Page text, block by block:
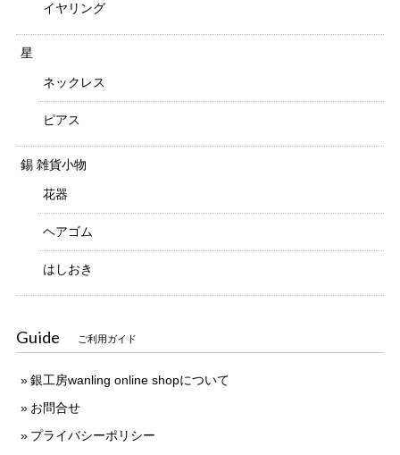
イヤリング
星
ネックレス
ピアス
錫 雑貨小物
花器
ヘアゴム
はしおき
Guide ご利用ガイド
銀工房wanling online shopについて
お問合せ
プライバシーポリシー